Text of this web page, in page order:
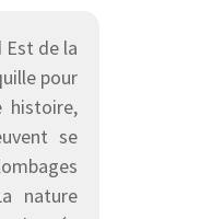
de la
pour
histoire,
se
nature